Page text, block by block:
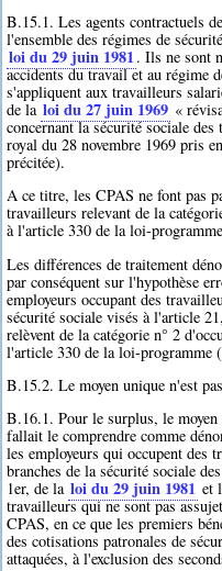
B.15.1. Les agents contractuels
l'ensemble des régimes de
loi du 29 juin 1981. Ils ne sont
accidents du travail et au régime
s'appliquent aux travailleurs
de la loi du 27 juin 1969 «
concernant la sécurité sociale
royal du 28 novembre 1969 pris
précitée).
A ce titre, les CPAS ne font pas
travailleurs relevant de la
à l'article 330 de la loi-
Les différences de traitement
par conséquent sur l'hypothèse
employeurs occupant des
sécurité sociale visés à l'article
relèvent de la catégorie n° 2
l'article 330 de la loi-programme
B.15.2. Le moyen unique n'est
B.16.1. Pour le surplus, le
fallait le comprendre comme
les employeurs qui occupent des
branches de la sécurité sociale
1er, de la loi du 29 juin 1981 et
travailleurs qui ne sont pas
CPAS, en ce que les premiers
des cotisations patronales de
attaquées, à l'exclusion des